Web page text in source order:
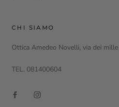
CHI SIAMO
Ottica Amedeo Novelli, via dei
TEL. 081400604